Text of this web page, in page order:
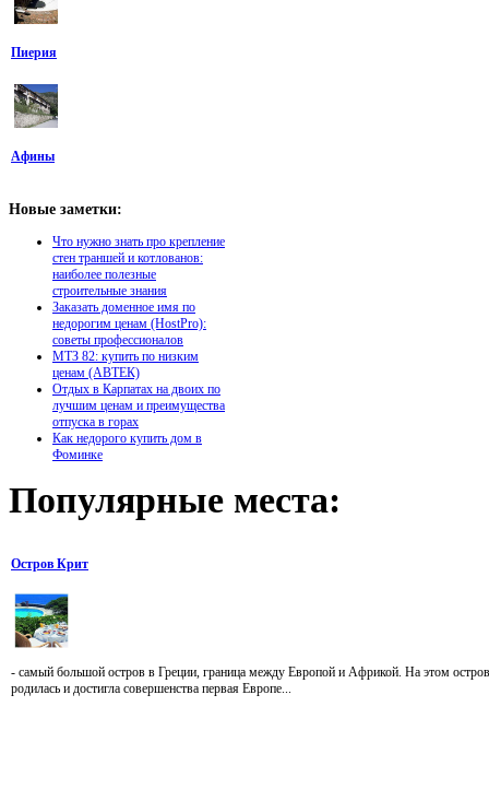
Пиерия
Афины
Новые заметки:
Что нужно знать про крепление
стен траншей и котлованов:
наиболее полезные
строительные знания
Заказать доменное имя по
недорогим ценам (HostPro):
советы профессионалов
МТЗ 82: купить по низким
ценам (АВТЕК)
Отдых в Карпатах на двоих по
лучшим ценам и преимущества
отпуска в горах
Как недорого купить дом в
Фоминке
Популярные места:
Остров Крит
- самый большой остров в Греции, граница между Европой и Африкой. На этом
родилась и достигла совершенства первая Европе...